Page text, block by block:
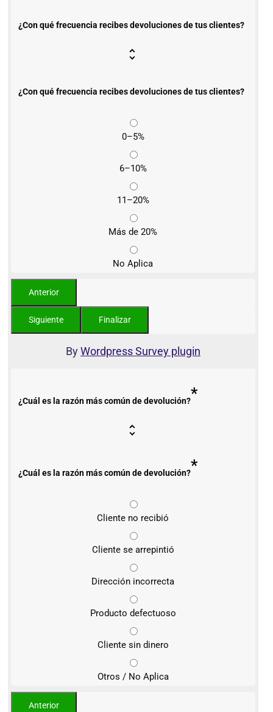
¿Con qué frecuencia recibes devoluciones de tus clientes?
¿Con qué frecuencia recibes devoluciones de tus clientes?
0–5%
6–10%
11–20%
Más de 20%
No Aplica
ByWordpress Survey plugin
¿Cuál es la razón más común de devolución?*
¿Cuál es la razón más común de devolución?*
Cliente no recibió
Cliente se arrepintió
Dirección incorrecta
Producto defectuoso
Cliente sin dinero
Otros / No Aplica